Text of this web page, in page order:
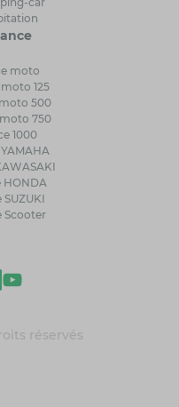
moto
125
500
750
1000
HONDA
SUZUKI
Scooter
réservés